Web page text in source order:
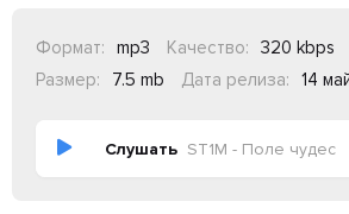
Формат: mp3 Качество: 320 kbps
Размер:
7.5 mb Дата релиза: 14
Слушать ST1M - Поле чудес